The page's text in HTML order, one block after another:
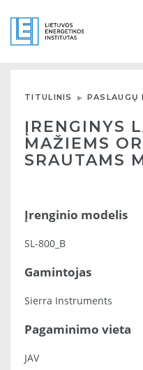
TITULINIS PASLAUGŲ
ĮRENGINYS
MAŽIEMS
SRAUTAMS
Įrenginio modelis
SL-800_B
Gamintojas
Sierra Instruments
Pagaminimo vieta
JAV